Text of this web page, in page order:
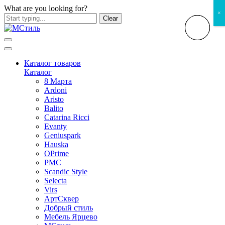
What are you looking for?
Clear
Каталог товаров
Каталог
8 Марта
Ardoni
Aristo
Balito
Catarina Ricci
Evanty
Geniuspark
Hauska
OPrime
PMC
Scandic Style
Selecta
Virs
АртСквер
Добрый стиль
Мебель Ярцево
×